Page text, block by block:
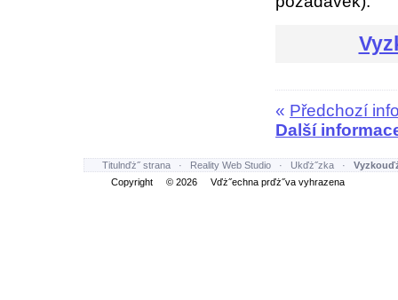
« Předchozí
Další
Titulnďż˝ strana · Reality Web Studio · Ukďż˝zka ·
Copyright © 2026 Vďż˝echna prďż˝va vyhrazena